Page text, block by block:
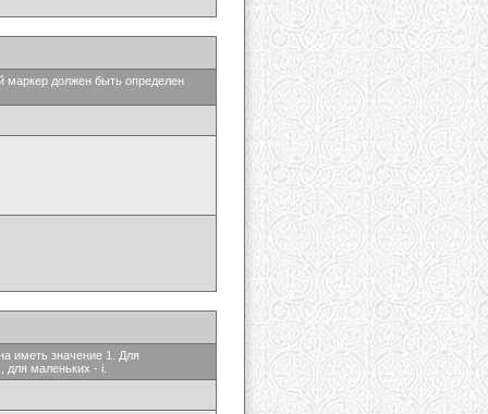
маркер должен быть определен
иметь значение 1. Для
маленьких - i.